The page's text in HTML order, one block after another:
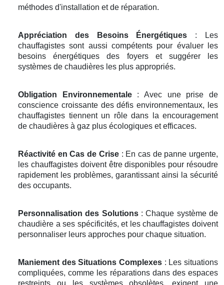
méthodes d'installation et de réparation.
Appréciation des Besoins Énergétiques : Les
chauffagistes sont aussi compétents pour évaluer les
besoins énergétiques des foyers et suggérer les
systèmes de chaudières les plus appropriés.
Obligation Environnementale: Avec une prise de
conscience croissante des défis environnementaux, les
chauffagistes tiennent un rôle dans la encouragement
de chaudières à gaz plus écologiques et efficaces.
Réactivité en Cas de Crise: En cas de panne urgente,
les chauffagistes doivent être disponibles pour résoudre
rapidement les problèmes, garantissant ainsi la sécurité
des occupants.
Personnalisation des Solutions: Chaque système de
chaudière a ses spécificités, et les chauffagistes doivent
personnaliser leurs approches pour chaque situation.
Maniement des Situations Complexes : Les situations
compliquées, comme les réparations dans des espaces